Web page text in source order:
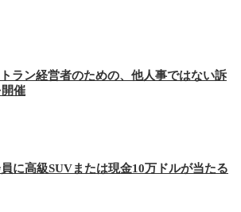
ラン経営者のための、他人事ではない訴
催
に高級SUVまたは現金10万ドルが当たる